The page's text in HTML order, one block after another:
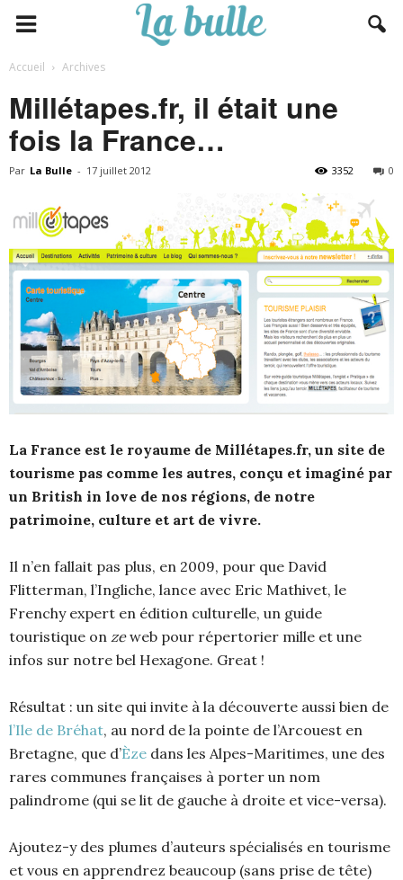
Accueil Archives
Millétapes.fr, il était une
fois la France…
Par La Bulle - 17 juillet 2012 0
3352
La France est le royaume de Millétapes.fr, un site de
tourisme pas comme les autres, conçu et imaginé par
un British in love de nos régions, de notre
patrimoine, culture et art de vivre.
Il n’en fallait pas plus, en 2009, pour que David
Flitterman, l’Ingliche, lance avec Eric Mathivet, le
Frenchy expert en édition culturelle, un guide
touristique on zeweb pour répertorier mille et une
infos sur notre bel Hexagone. Great !
Résultat : un site qui invite à la découverte aussi bien de
l’Ile de Bréhat, au nord de la pointe de l’Arcouest en
Bretagne, que d’Èze dans les Alpes-Maritimes, une des
rares communes françaises à porter un nom
palindrome (qui se lit de gauche à droite et vice-versa).
Ajoutez-y des plumes d’auteurs spécialisés en tourisme
et vous en apprendrez beaucoup (sans prise de tête)